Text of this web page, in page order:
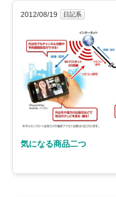
2012/08/19 日記系
気になる商品二つ